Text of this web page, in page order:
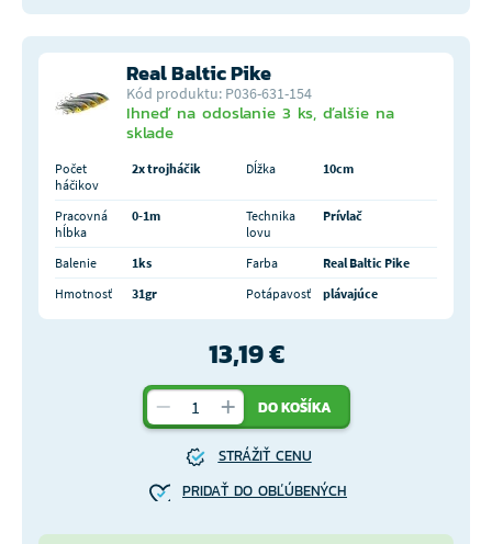
Real Baltic Pike
Kód produktu: P036-631-154
Ihneď na odoslanie 3 ks, ďalšie na
sklade
Počet
háčikov
2x trojháčik Dĺžka 10cm
Pracovná
hĺbka
0-1m
Technika
lovu
Prívlač
Balenie 1ks Farba
Real Baltic Pike
Hmotnosť
31gr Potápavosť plávajúce
13,19 €
DO KOŠÍKA
STRÁŽIŤ CENU
PRIDAŤ DO OBĽÚBENÝCH